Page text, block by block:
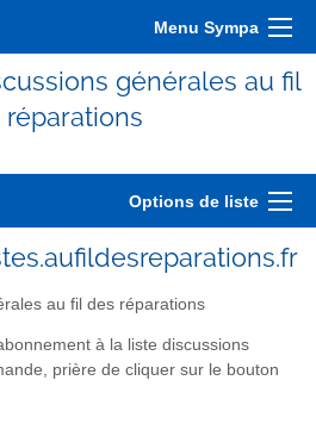
Menu Sympa
générales au fil
réparations
Options de liste
au fil des réparations
à la liste discussions
prière de cliquer sur le bouton